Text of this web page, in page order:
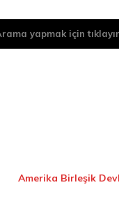
yapmak için
Amerika Birleşik